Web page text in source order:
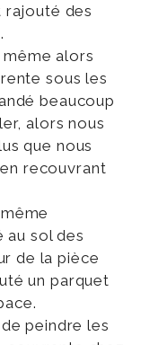
rajouté des
alors
sous les
beaucoup
alors nous
que nous
recouvrant
au sol des
de la pièce
un parquet
peindre les